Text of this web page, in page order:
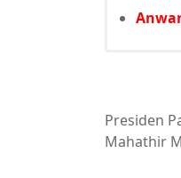
Presiden
Mahathir